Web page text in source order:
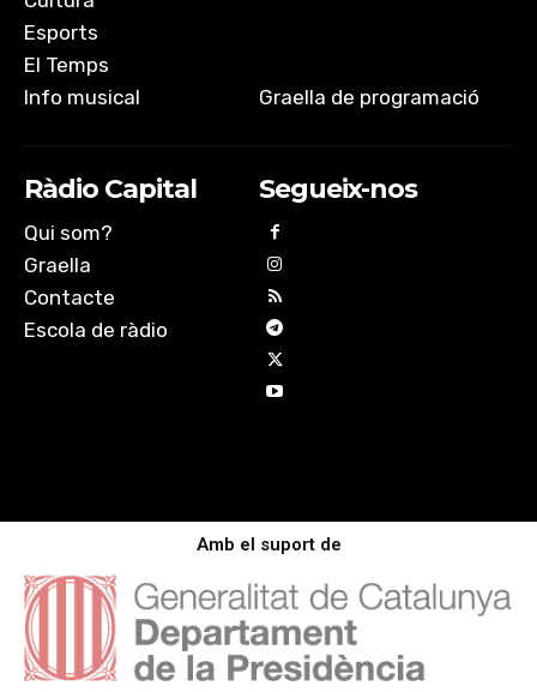
Esports
El Temps
Info musical
Graella de programació
Ràdio Capital
Qui som?
Graella
Contacte
Escola de ràdio
Segueix-nos
Amb el suport de